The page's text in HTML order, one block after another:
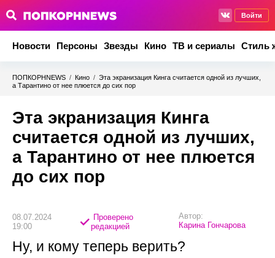
Войти
Новости Персоны Звезды Кино ТВ и сериалы Стиль
ПОПКОРНNEWS / Кино / Эта экранизация Кинга считается одной из лучших,
а Тарантино от нее плюется до сих пор
Эта экранизация Кинга
считается одной из лучших,
а Тарантино от нее плюется
до сих пор
08.07.2024
19:00
Проверено
редакцией
Автор:
Карина Гончарова
Ну, и кому теперь верить?